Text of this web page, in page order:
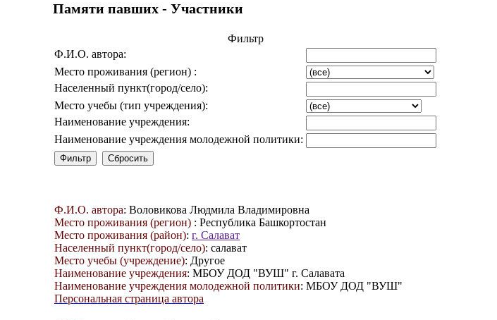
Памяти павших - Участники
Фильтр
Ф.И.О. автора:
Место проживания (регион) :
Населенный пункт(город/село):
Место учебы (тип учреждения):
Наименование учреждения:
Наименование учреждения молодежной политики:
Ф.И.О. автора: Воловикова Людмила Владимировна
Место проживания (регион) : Республика Башкортостан
Место проживания (район): г. Салават
Населенный пункт(город/село): салават
Место учебы (учреждение): Другое
Наименование учреждения: МБОУ ДОД "ВУШ" г. Салавата
Наименование учреждения молодежной политики: МБОУ ДОД "ВУШ"
Персональная страница автора